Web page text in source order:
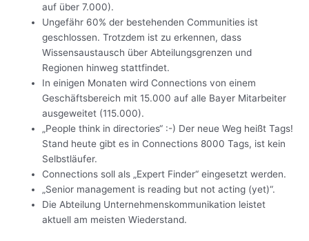
auf über 7.000).
Ungefähr 60% der bestehenden Communities ist
geschlossen. Trotzdem ist zu erkennen, dass
Wissensaustausch über Abteilungsgrenzen und
Regionen hinweg stattfindet.
In einigen Monaten wird Connections von einem
Geschäftsbereich mit 15.000 auf alle Bayer Mitarbeiter
ausgeweitet (115.000).
„People think in directories“ :-) Der neue Weg heißt Tags!
Stand heute gibt es in Connections 8000 Tags, ist kein
Selbstläufer.
Connections soll als „Expert Finder“ eingesetzt werden.
„Senior management is reading but not acting (yet)“.
Die Abteilung Unternehmenskommunikation leistet
aktuell am meisten Wiederstand.